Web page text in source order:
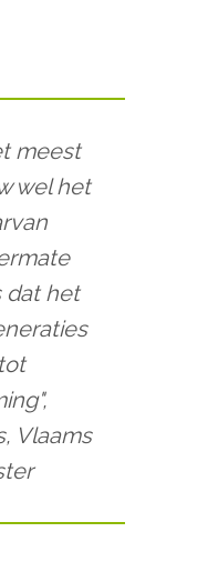
meest
wel het
dat het
Vlaams